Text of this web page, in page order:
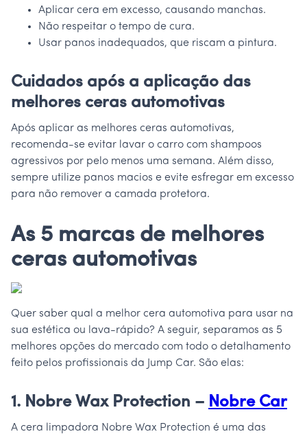
Aplicar cera em excesso, causando manchas.
Não respeitar o tempo de cura.
Usar panos inadequados, que riscam a pintura.
Cuidados após a aplicação das
melhores ceras automotivas
Após aplicar as melhores ceras automotivas,
recomenda-se evitar lavar o carro com shampoos
agressivos por pelo menos uma semana. Além disso,
sempre utilize panos macios e evite esfregar em excesso
para não remover a camada protetora.
As 5 marcas de melhores
ceras automotivas
Quer saber qual a melhor cera automotiva para usar na
sua estética ou lava-rápido? A seguir, separamos as 5
melhores opções do mercado com todo o detalhamento
feito pelos profissionais da Jump Car. São elas:
1. Nobre Wax Protection – Nobre Car
A cera limpadora Nobre Wax Protection é uma das